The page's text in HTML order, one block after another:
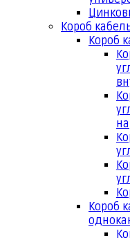
Короб
Короб
Короб